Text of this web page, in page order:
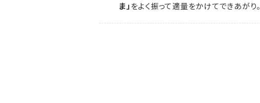
ま」をよく振って適量をかけてできあがり。